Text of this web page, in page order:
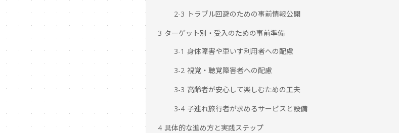
2-3 トラブル回避のための事前情報公開
3 ターゲット別・受入のための事前準備
3-1 身体障害や車いす利用者への配慮
3-2 視覚・聴覚障害者への配慮
3-3 高齢者が安心して楽しむための工夫
3-4 子連れ旅行者が求めるサービスと設備
4 具体的な進め方と実践ステップ